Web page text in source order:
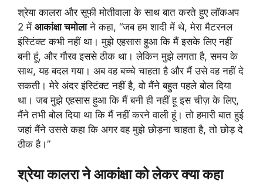
श्रेया कालरा और सूफी मोतीवाला के साथ बात करते हुए लॉकअप
2 में आकांक्षा चमोलाने कहा, “जब हम शादी में थे, मेरा मैटरनल
इंस्टिंक्ट कभी नहीं था। मुझे एहसास हुआ कि मैं इसके लिए नहीं
बनी हूं, और गौरव इससे ठीक था। लेकिन मुझे लगता है, समय के
साथ, यह बदल गया। अब वह बच्चे चाहता है और मैं उसे वह नहीं दे
सकती। मेरे अंदर इंस्टिंक्ट नहीं है, वो मैंने बहुत पहले बोल दिया
था। जब मुझे एहसास हुआ कि मैं बनी ही नहीं हू इस चीज़ के लिए,
मैंने तभी बोल दिया था कि मैं नहीं करने वाली हूं। तो हमारी बात हुई
जहां मैंने उससे कहा कि अगर वह मुझे छोड़ना चाहता है, तो छोड़ दे
ठीक है।”
श्रेया कालरा ने आकांक्षा को लेकर क्या कहा